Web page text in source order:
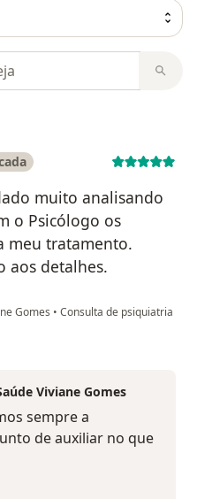
muito analisando
o Psicólogo os
meu tratamento.
aos detalhes.
Gomes • Consulta de psiquiatria
Viviane Gomes
sempre a
de auxiliar no que